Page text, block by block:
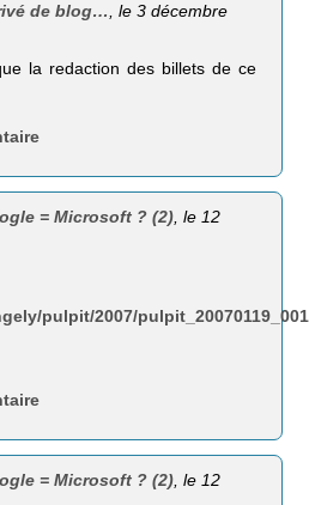
de blog…, le 3 décembre
la redaction des billets de ce
= Microsoft ? (2) , le 12
pulpit/2007/
= Microsoft ? (2) , le 12